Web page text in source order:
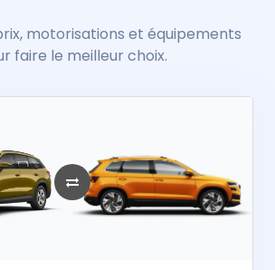
motorisations et équipements
faire le meilleur choix.